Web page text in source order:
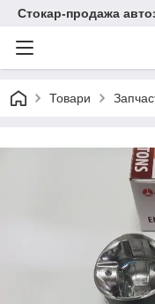
Стокар-продажа
Товари